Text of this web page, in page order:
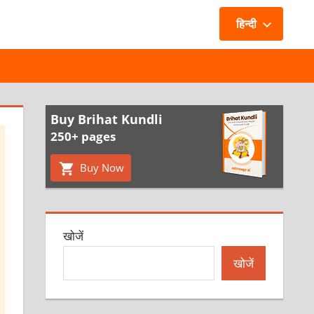
हिन्दी
Buy Brihat Kundli
250+ pages
Buy Now
खोजें
खोजें